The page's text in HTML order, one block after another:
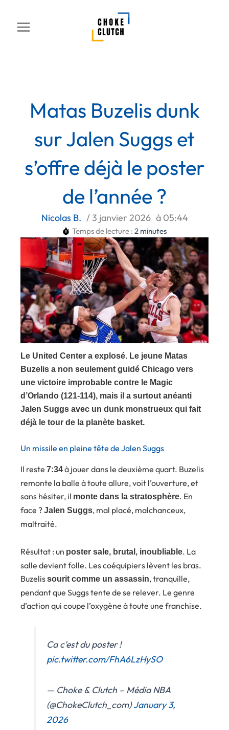
contenu
Matas Buzelis dunk
sur Jalen Suggs et
s’offre déjà le poster
de l’année ?
Nicolas B. /3 janvier 2026 à 05:44
Temps de lecture : 2 minutes
Le United Center a explosé. Le jeune Matas
Buzelis a non seulement guidé Chicago vers
une victoire improbable contre le Magic
d’Orlando (121-114), mais il a surtout anéanti
Jalen Suggs avec un dunk monstrueux qui fait
déjà le tour de la planète basket.
Un missile en pleine tête de Jalen Suggs
Il reste 7:34à jouer dans le deuxième quart. Buzelis
remonte la balle à toute allure, voit l’ouverture, et
sans hésiter, il monte dans la stratosphère. En
face ?Jalen Suggs, mal placé, malchanceux,
maltraité.
Résultat : un poster sale, brutal, inoubliable. La
salle devient folle. Les coéquipiers lèvent les bras.
Buzelissourit comme un assassin, tranquille,
pendant que Suggs tente de se relever. Le genre
d’action qui coupe l’oxygène à toute une franchise.
Ca c'est du poster !
pic.twitter.com/FhA6LzHySO
— Choke & Clutch – Média NBA
(@ChokeClutch_com)January 3,
2026